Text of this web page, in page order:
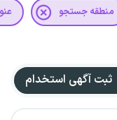
منطقه جستجو
ثبت آگهی استخدام